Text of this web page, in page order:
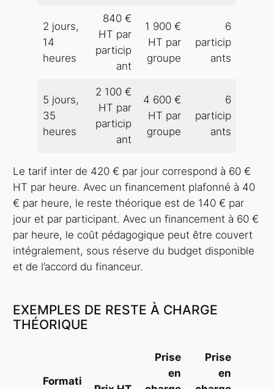
2 jours,
14
heures
840 €
HT par
particip
ant
1 900 €
HT par
groupe
6
particip
ants
5 jours,
35
heures
2 100 €
HT par
particip
ant
4 600 €
HT par
groupe
6
particip
ants
Le tarif inter de 420 € par jour correspond à 60 €
HT par heure. Avec un financement plafonné à 40
€ par heure, le reste théorique est de 140 € par
jour et par participant. Avec un financement à 60 €
par heure, le coût pédagogique peut être couvert
intégralement, sous réserve du budget disponible
et de l’accord du financeur.
EXEMPLES DE RESTE À CHARGE
THÉORIQUE
Formati
Prise
en
Prise
en